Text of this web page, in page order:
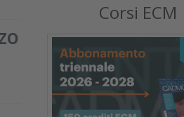
Corsi ECM